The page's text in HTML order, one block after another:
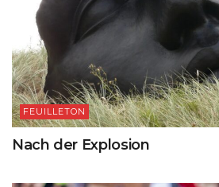
FEUILLETON
Nach der Explosion